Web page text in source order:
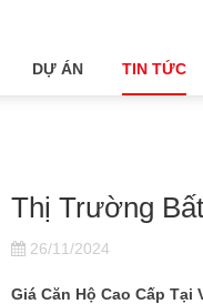
DỰ ÁN TIN TỨC
Thị Trường
26/11/2024
Giá Căn Hộ Cao Cấp Tại